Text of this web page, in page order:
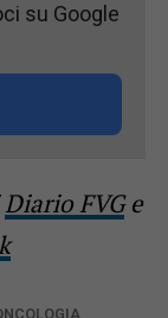
su Google
Diario FVGe